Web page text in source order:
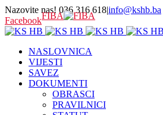
Nazovite nas! 036 316 618|info@kshb.ba
FacebookFIBA
NASLOVNICA
VIJESTI
SAVEZ
DOKUMENTI
OBRASCI
PRAVILNICI